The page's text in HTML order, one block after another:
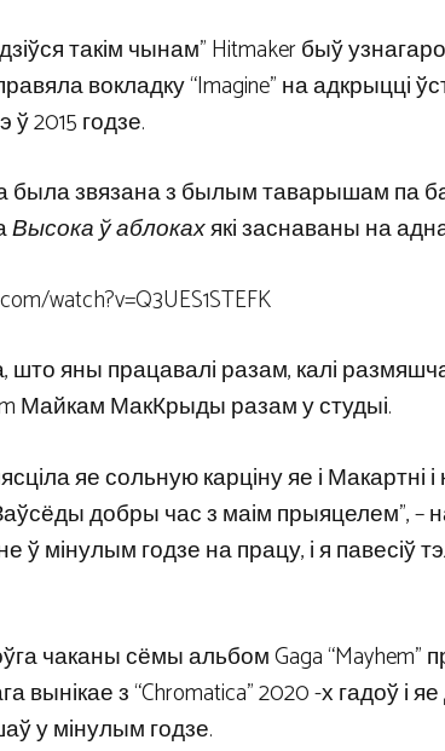
такім чынам” Hitmaker быў
вокладку “Imagine” на адкрыцці
2015 годзе.
была звязана з былым таварышам па
Высока ў аблокахякі заснаваны на
watch?v=Q3UES1STEFK
яны працавалі разам, калі
Майкам МакКрыды разам у студыі.
яе сольную карціну яе і Макартні
добры час з маім прыяцелем”, –
ў мінулым годзе на працу, і я павесіў
чаканы сёмы альбом Gaga “Mayhem”
вынікае з “Chromatica” 2020 -х гадоў і
у мінулым годзе.